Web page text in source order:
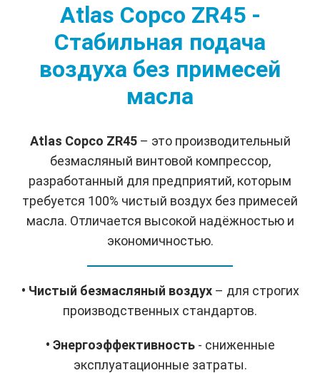
Atlas Copco ZR45 -
Стабильная подача
воздуха без примесей
масла
Atlas Copco ZR45– это производительный
безмасляный винтовой компрессор,
разработанный для предприятий, которым
требуется 100% чистый воздух без примесей
масла. Отличается высокой надёжностью и
экономичностью.
• Чистый безмасляный воздух – для строгих
производственных стандартов.
• Энергоэффективность- сниженные
эксплуатационные затраты.